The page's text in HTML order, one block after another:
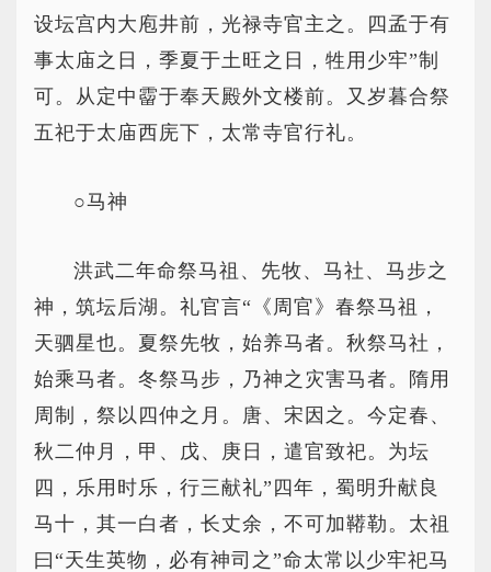
设坛宫内大庖井前，光禄寺官主之。四孟于有
事太庙之日，季夏于土旺之日，牲用少牢”制
可。从定中霤于奉天殿外文楼前。又岁暮合祭
五祀于太庙西庑下，太常寺官行礼。
○马神
洪武二年命祭马祖、先牧、马社、马步之
神，筑坛后湖。礼官言“《周官》春祭马祖，
天驷星也。夏祭先牧，始养马者。秋祭马社，
始乘马者。冬祭马步，乃神之灾害马者。隋用
周制，祭以四仲之月。唐、宋因之。今定春、
秋二仲月，甲、戊、庚日，遣官致祀。为坛
四，乐用时乐，行三献礼”四年，蜀明升献良
马十，其一白者，长丈余，不可加鞯勒。太祖
曰“天生英物，必有神司之”命太常以少牢祀马